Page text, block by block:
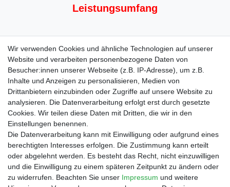
Leistungsumfang
100% Polyester
Shop
Zahlungs- und Versandbedingungen
Warenkorb
Kasse
Mein Konto
Kontakt
Facebook
Wir verwenden Cookies und ähnliche Technologien auf unserer
Website und verarbeiten personenbezogene Daten von
Besucher:innen unserer Webseite (z.B. IP-Adresse), um z.B.
Inhalte und Anzeigen zu personalisieren, Medien von
Drittanbietern einzubinden oder Zugriffe auf unsere Website zu
analysieren. Die Datenverarbeitung erfolgt erst durch gesetzte
Cookies. Wir teilen diese Daten mit Dritten, die wir in den
Einstellungen benennen.
Die Datenverarbeitung kann mit Einwilligung oder aufgrund eines
berechtigten Interesses erfolgen. Die Zustimmung kann erteilt
oder abgelehnt werden. Es besteht das Recht, nicht einzuwilligen
und die Einwilligung zu einem späteren Zeitpunkt zu ändern oder
zu widerrufen. Beachten Sie unser Impressum und weitere